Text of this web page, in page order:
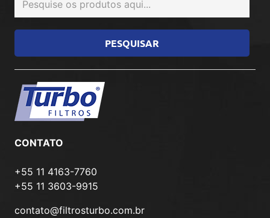
CONTATO
+55 11 4163-7760
+55 11 3603-9915
contato@filtrosturbo.com.br